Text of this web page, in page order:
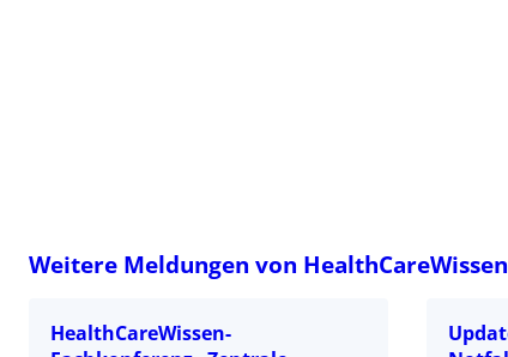
Weitere Meldungen von HealthCareWissen
HealthCareWissen-